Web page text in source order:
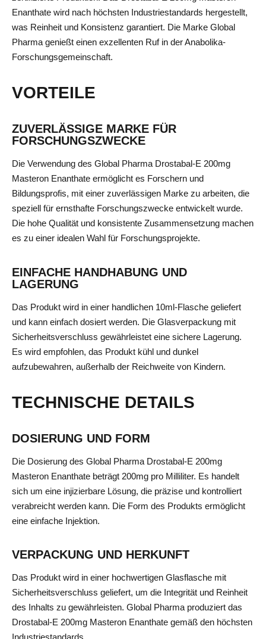
Enanthate wird nach höchsten Industriestandards hergestellt,
was Reinheit und Konsistenz garantiert. Die Marke Global
Pharma genießt einen exzellenten Ruf in der Anabolika-
Forschungsgemeinschaft.
VORTEILE
ZUVERLÄSSIGE MARKE FÜR
FORSCHUNGSZWECKE
Die Verwendung des Global Pharma Drostabal-E 200mg
Masteron Enanthate ermöglicht es Forschern und
Bildungsprofis, mit einer zuverlässigen Marke zu arbeiten, die
speziell für ernsthafte Forschungszwecke entwickelt wurde.
Die hohe Qualität und konsistente Zusammensetzung machen
es zu einer idealen Wahl für Forschungsprojekte.
EINFACHE HANDHABUNG UND
LAGERUNG
Das Produkt wird in einer handlichen 10ml-Flasche geliefert
und kann einfach dosiert werden. Die Glasverpackung mit
Sicherheitsverschluss gewährleistet eine sichere Lagerung.
Es wird empfohlen, das Produkt kühl und dunkel
aufzubewahren, außerhalb der Reichweite von Kindern.
TECHNISCHE DETAILS
DOSIERUNG UND FORM
Die Dosierung des Global Pharma Drostabal-E 200mg
Masteron Enanthate beträgt 200mg pro Milliliter. Es handelt
sich um eine injizierbare Lösung, die präzise und kontrolliert
verabreicht werden kann. Die Form des Produkts ermöglicht
eine einfache Injektion.
VERPACKUNG UND HERKUNFT
Das Produkt wird in einer hochwertigen Glasflasche mit
Sicherheitsverschluss geliefert, um die Integrität und Reinheit
des Inhalts zu gewährleisten. Global Pharma produziert das
Drostabal-E 200mg Masteron Enanthate gemäß den höchsten